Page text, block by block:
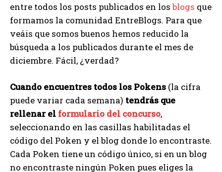
entre todos los posts publicados en losblogs que
formamos la comunidad EntreBlogs. Para que
veáis que somos buenos hemos reducido la
búsqueda a los publicados durante el mes de
diciembre. Fácil, ¿verdad?
Cuando encuentres todos los Pokens (la cifra
puede variar cada semana) tendrás que
rellenar el formulario del concurso,
seleccionando en las casillas habilitadas el
código del Poken y el blog donde lo encontraste.
Cada Poken tiene un código único, si en un blog
no encontraste ningún Poken pues eliges la